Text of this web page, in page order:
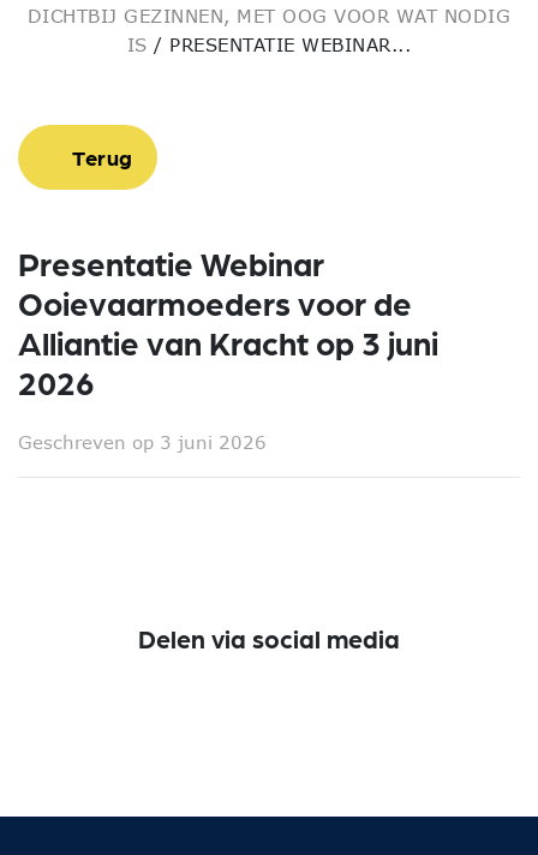
DICHTBIJ GEZINNEN, MET OOG VOOR WAT NODIG
IS / PRESENTATIE WEBINAR...
Terug
Presentatie Webinar
Ooievaarmoeders voor de
Alliantie van Kracht op 3 juni
2026
Geschreven op 3 juni 2026
Delen via social media